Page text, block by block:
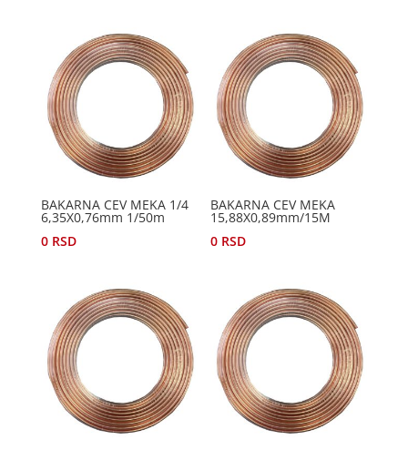
BAKARNA CEV MEKA 1/4
6,35X0,76mm 1/50m
0 RSD
BAKARNA CEV MEKA
15,88X0,89mm/15M
0 RSD